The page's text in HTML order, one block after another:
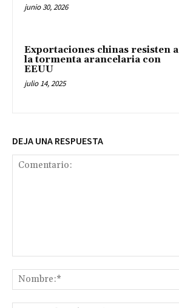
junio 30, 2026
Exportaciones chinas resisten a
la tormenta arancelaria con
EEUU
julio 14, 2025
DEJA UNA RESPUESTA